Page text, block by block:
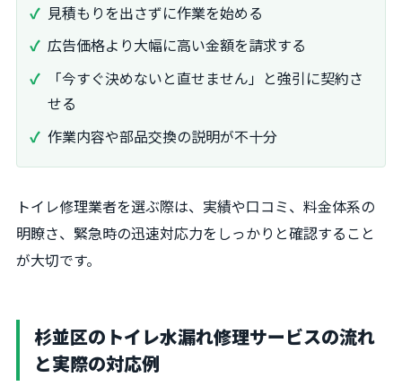
見積もりを出さずに作業を始める
広告価格より大幅に高い金額を請求する
「今すぐ決めないと直せません」と強引に契約さ
せる
作業内容や部品交換の説明が不十分
トイレ修理業者を選ぶ際は、実績や口コミ、料金体系の
明瞭さ、緊急時の迅速対応力をしっかりと確認すること
が大切です。
杉並区のトイレ水漏れ修理サービスの流れ
と実際の対応例